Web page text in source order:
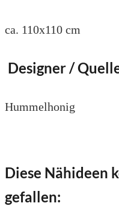
ca. 110x110 cm
Designer /
Hummelhonig
Diese Nähideen
gefallen: